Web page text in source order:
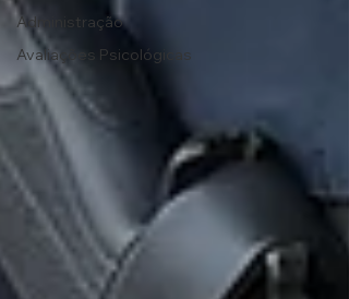
Administração
Avaliações Psicológicas